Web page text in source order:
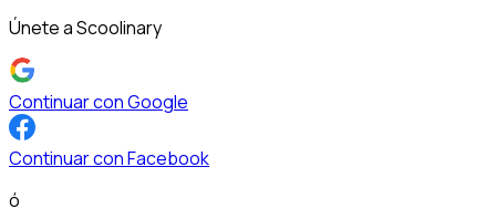
Únete a Scoolinary
Continuar con Google
Continuar con Facebook
ó